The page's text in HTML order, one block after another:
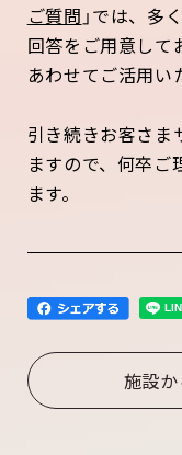
ご質問 」では、多
回答をご用意して
あわせてご活用い
引き続きお客さま
ますので、何卒
ます。
施設